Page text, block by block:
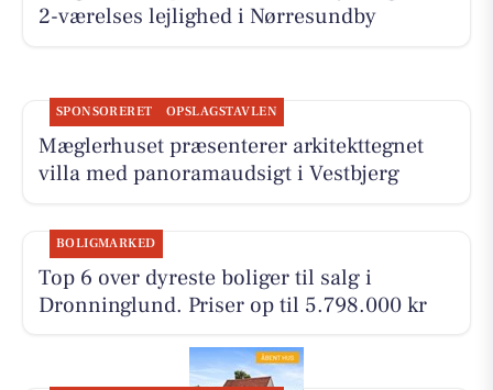
2-værelses lejlighed i Nørresundby
SPONSORERET OPSLAGSTAVLEN
Mæglerhuset præsenterer arkitekttegnet
villa med panoramaudsigt i Vestbjerg
BOLIGMARKED
Top 6 over dyreste boliger til salg i
Dronninglund. Priser op til 5.798.000 kr